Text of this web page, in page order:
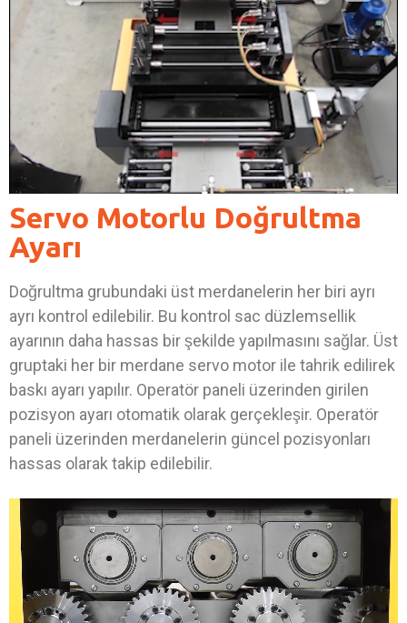
Servo Motorlu Doğrultma
Ayarı
Doğrultma grubundaki üst merdanelerin her biri ayrı
ayrı kontrol edilebilir. Bu kontrol sac düzlemsellik
ayarının daha hassas bir şekilde yapılmasını sağlar. Üst
gruptaki her bir merdane servo motor ile tahrik edilirek
baskı ayarı yapılır. Operatör paneli üzerinden girilen
pozisyon ayarı otomatik olarak gerçekleşir. Operatör
paneli üzerinden merdanelerin güncel pozisyonları
hassas olarak takip edilebilir.